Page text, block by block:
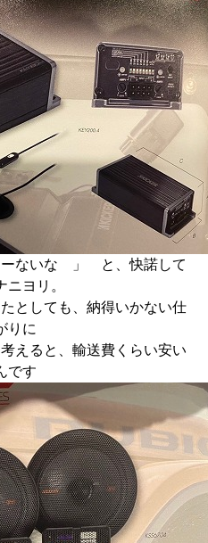
ないな 」 と、快諾して
ニヨリ。
としても、納得いかない仕
りに
えると、輸送費くらい安い
です